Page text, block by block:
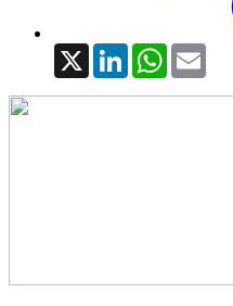
X LinkedInWhatsApp